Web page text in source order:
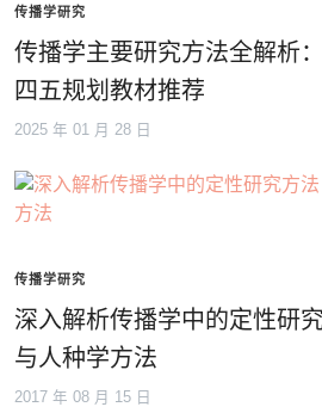
传播学研究
传播学主要研究方法全解析
四五规划教材推荐
2025 年 01 月 28 日
传播学研究
深入解析传播学中的定性研
与人种学方法
2017 年 08 月 15 日